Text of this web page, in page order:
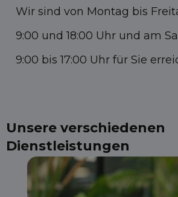
Wir sind von Montag bis
9:00 und 18:00 Uhr und am
9:00 bis 17:00 Uhr für Sie
Unsere verschiedenen
Dienstleistungen